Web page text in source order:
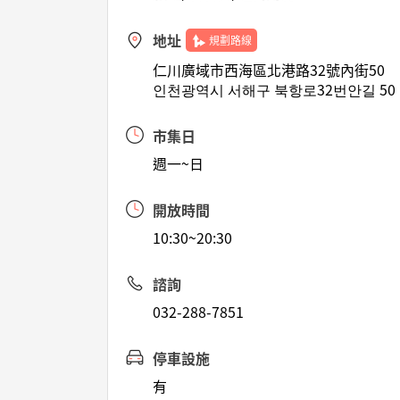
地址 規劃路線
仁川廣域市西海區北港路32號內街50
인천광역시 서해구 북항로32번안길 50
市集日
週一~日
開放時間
10:30~20:30
諮詢
032-288-7851
停車設施
有